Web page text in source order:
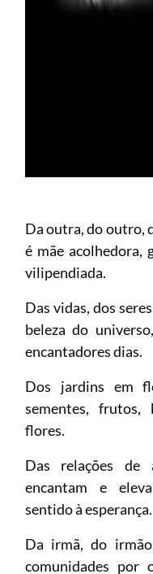
Da outra, do outro,
é mãe acolhedora,
vilipendiada.
Das vidas, dos
beleza do
encantadores dias.
Dos jardins em
sementes,
flores.
Das relações de
encantam e
sentido à esperança.
Da irmã, do
comunidades por